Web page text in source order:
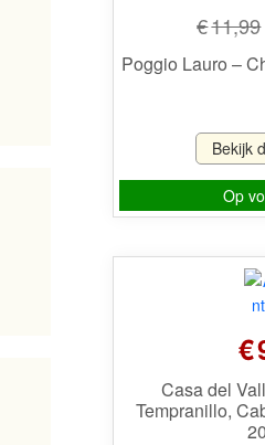
€11,99
Poggio Lauro –
Bekijk
Op
€
Casa del
Tempranillo,